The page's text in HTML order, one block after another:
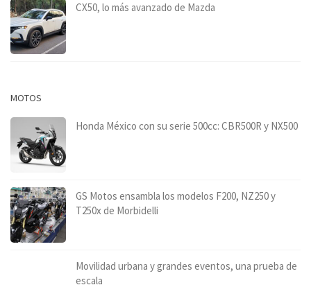
CX50, lo más avanzado de Mazda
MOTOS
Honda México con su serie 500cc: CBR500R y NX500
GS Motos ensambla los modelos F200, NZ250 y
T250x de Morbidelli
Movilidad urbana y grandes eventos, una prueba de
escala